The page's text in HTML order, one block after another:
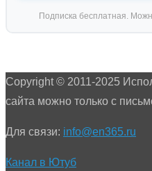
Подписка бесплатная.
Copyright © 2011-2025
сайта можно только с
Для связи: info@en365.ru
Канал в Ютуб